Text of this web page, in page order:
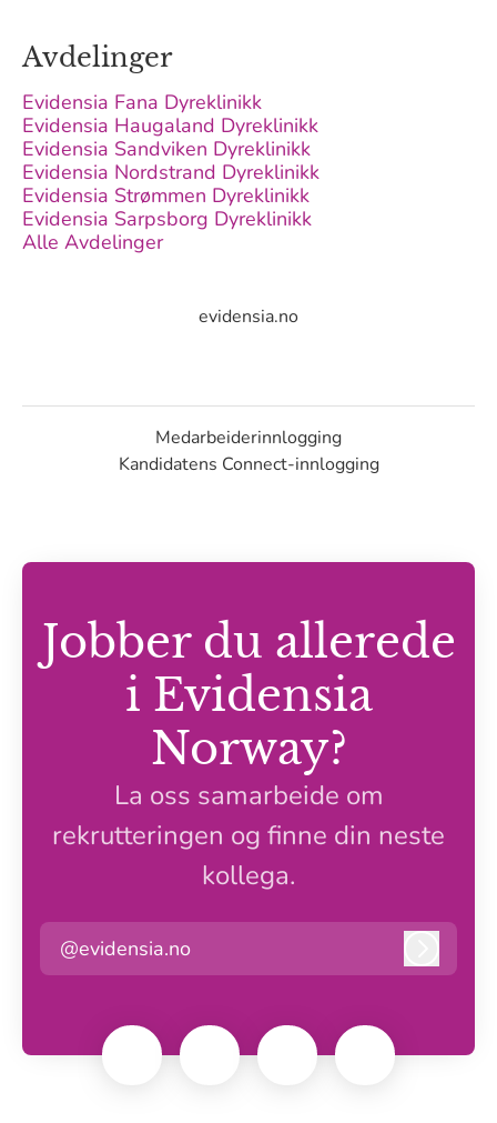
Avdelinger
Evidensia Fana Dyreklinikk
Evidensia Haugaland Dyreklinikk
Evidensia Sandviken Dyreklinikk
Evidensia Nordstrand Dyreklinikk
Evidensia Strømmen Dyreklinikk
Evidensia Sarpsborg Dyreklinikk
Alle Avdelinger
evidensia.no
Medarbeiderinnlogging
Kandidatens Connect-innlogging
Jobber du allerede
i Evidensia
Norway?
La oss samarbeide om
rekrutteringen og finne din neste
kollega.
@evidensia.no